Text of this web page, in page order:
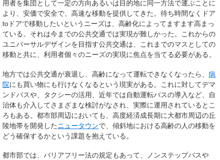
用者を集団として一定の方向あるいは目的地に同一方法で運ぶことに
より、安価で安全で、高速な移動を提供してきた。待ち時間なくドア
toドアで移動したいというニーズは、高齢化によってますます高まっ
ている。それは今までの公共交通では実現が難しかった。これからの
ユニバーサルデザインを目指す公共交通は、これまでのマスとしての
移動と共に、利用者個々のニーズの実現に焦点を当てる必要がある。
地方では公共交通が衰退し、高齢になって運転できなくなったら、 病
院にも買い物にも行けなくなるという現実がある。これに対してデマ
ンドバスや、タクシーの活用、近年では自動運転バスの導入など、自
治体も介入してさまざまな検討がなされ、実際に運用されているとこ
ろもある。都市部周辺においても、高度経済成長期に大都市周辺の丘
陵地帯を開発したニュータウンで、傾斜地における高齢の人の移動を
どう確保するかという課題を抱えている。
都市部では、バリアフリー法の規定もあって、ノンステップバスや